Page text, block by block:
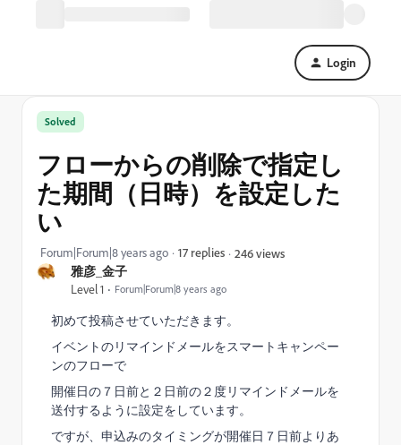
Login
雅彦_金子
Level 1 Forum|Forum|8 years ago
Solved
フローからの削除で指定し
た期間（日時）を設定した
い
Forum|Forum|8 years ago 17 replies 246 views
初めて投稿させていただきます。
イベントのリマインドメールをスマートキャンペー
ンのフローで
開催日の７日前と２日前の２度リマインドメールを
送付するように設定をしています。
ですが、申込みのタイミングが開催日７日前よりあ